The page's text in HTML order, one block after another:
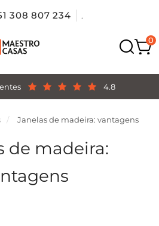
4.8
308 807 234 .
Janelas de madeira: vantagens
de madeira: